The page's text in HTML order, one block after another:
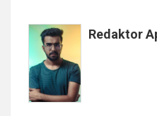
Redaktor